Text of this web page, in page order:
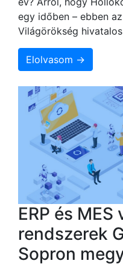
egy időben – ebben
Világörökség
Elolvasom →
ERP és
rendszerek
Sopron